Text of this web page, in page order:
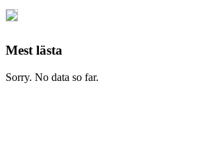
Mest lästa
Sorry. No data so far.